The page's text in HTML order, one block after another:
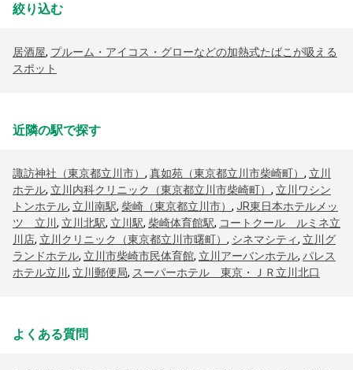
絞り込む
居酒屋, プルーム・アイコス・グローなどの加熱式たばこが吸える
スポット
近隣の駅で探す
諏訪神社（東京都立川市） , 真如苑（東京都立川市柴崎町） , 立川
ホテル, 立川内科クリニック（東京都立川市柴崎町） , 立川ワシン
トンホテル, 立川南駅, 柴崎（東京都立川市） , JR東日本ホテルメッ
ツ 立川 , 立川北駅, 立川駅, 柴崎体育館駅, コートクール ルミネ立
川店, 立川クリニック（東京都立川市曙町） , シネマシティ, 立川グ
ランドホテル, 立川市柴崎市民体育館, 立川アーバンホテル, パレス
ホテル立川 , 立川郵便局, スーパーホテル 東京・ＪＲ立川北口
よくある質問